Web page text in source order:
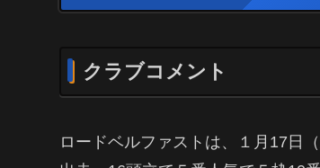
クラブコメント
ロードベルファストは、１月17日